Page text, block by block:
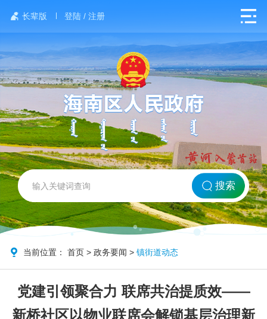
长辈版 登陆 / 注册
网站首页
北方海南
政务要闻
党务公开
搜索
当前位置：首页 >政务要闻 >镇街道动态
党建引领聚合力 联席共治提质效——
新桥社区以物业联席会解锁基层治理新